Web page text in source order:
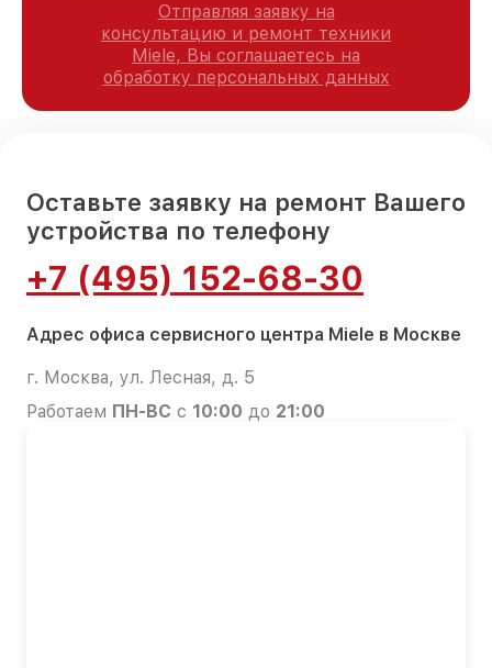
Отправляя заявку на
консультацию и ремонт техники
Miele, Вы соглашаетесь на
обработку персональных данных
Оставьте заявку на ремонт Вашего
устройства по телефону
+7 (495) 152-68-30
Адрес офиса сервисного центра Miele в Москве
г. Москва, ул. Лесная, д. 5
Работаем ПН-ВС с 10:00 до 21:00